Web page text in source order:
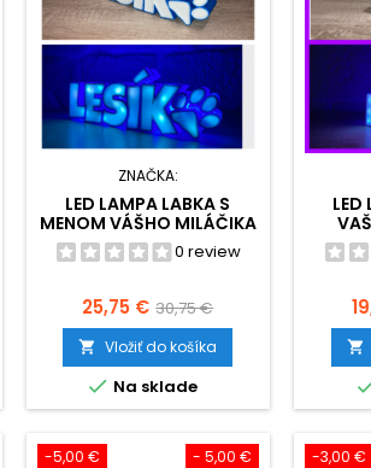
ZNAČKA:
LED LAMPA LABKA S
MENOM VÁŠHO MILÁČIKA
0 review
Cena
25,75 € Základná
cena
30,75 €
 Vložiť do košíka
 Na sklade
LED

- 5,00 €
-5,00 € -3,00 €